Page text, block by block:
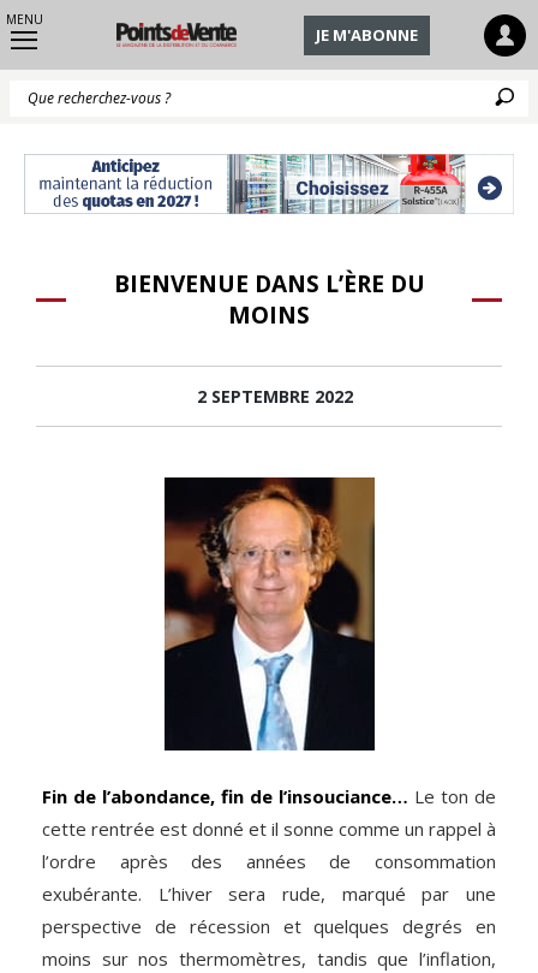
MENU
JE M'ABONNE
BIENVENUE DANS L’ÈRE DU
MOINS
2 SEPTEMBRE 2022
Fin de l’abondance, fin de l’insouciance… Le ton de
cette rentrée est donné et il sonne comme un rappel à
l’ordre après des années de consommation
exubérante. L’hiver sera rude, marqué par une
perspective de récession et quelques degrés en
moins sur nos thermomètres, tandis que l’inflation,